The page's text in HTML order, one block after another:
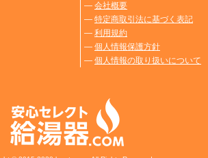
― 会社概要
― 特定商取引法に基づく表記
― 利用規約
― 個人情報保護方針
― 個人情報の取り扱いについて